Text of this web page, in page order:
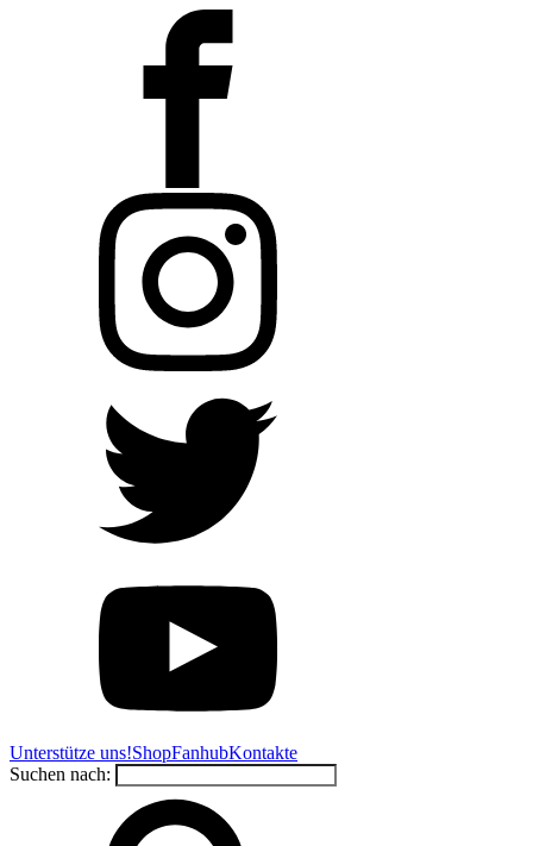
Unterstütze uns!ShopFanhubKontakte
Suchen nach: